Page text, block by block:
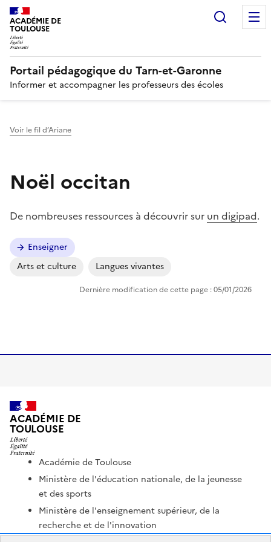
ACADÉMIE DE
TOULOUSE
Portail pédagogique du Tarn-et-Garonne
Informer et accompagner les professeurs des écoles
Voir le fil d’Ariane
Noël occitan
De nombreuses ressources à découvrir sur un digipad.
Enseigner
Arts et culture
Langues vivantes
Dernière modification de cette page : 05/01/2026
ACADÉMIE DE
TOULOUSE
Académie de Toulouse
Ministère de l'éducation nationale, de la jeunesse
et des sports
Ministère de l'enseignement supérieur, de la
recherche et de l'innovation